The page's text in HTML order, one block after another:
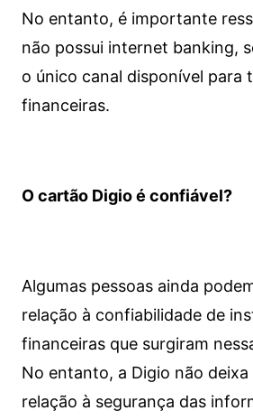
No entanto, é importante
não possui internet banking,
o único canal disponível para
financeiras.
O cartão Digio é confiável?
Algumas pessoas ainda
relação à confiabilidade de
financeiras que surgiram
No entanto, a Digio não deixa
relação à segurança das